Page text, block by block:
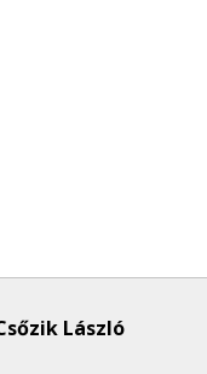
László